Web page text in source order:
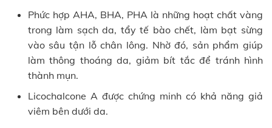
Phức hợp AHA, BHA, PHA là những hoạt chất vàng
trong làm sạch da, tẩy tế bào chết, làm bạt sừng
vào sâu tận lỗ chân lông. Nhờ đó, sản phẩm giúp
làm thông thoáng da, giảm bít tắc để tránh hình
thành mụn.
Licochalcone A được chứng minh có khả năng giả
viêm bên dưới da.